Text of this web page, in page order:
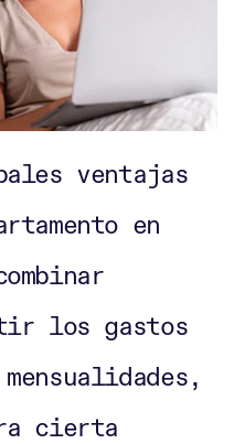
ventajas
en
los gastos
cierta